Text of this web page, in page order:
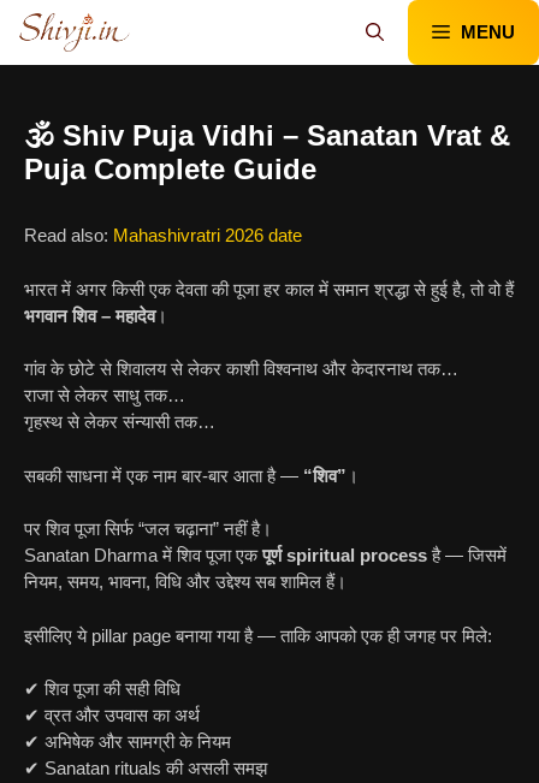
Skip
content
MENU
🕉️ Shiv Puja Vidhi – Sanatan Vrat &
Puja Complete Guide
Read also: Mahashivratri 2026 date
भारत में अगर किसी एक देवता की पूजा हर काल में समान श्रद्धा से हुई है, तो वो हैं
भगवान शिव – महादेव।
गांव के छोटे से शिवालय से लेकर काशी विश्वनाथ और केदारनाथ तक…
राजा से लेकर साधु तक…
गृहस्थ से लेकर संन्यासी तक…
सबकी साधना में एक नाम बार-बार आता है — “शिव” ।
पर शिव पूजा सिर्फ “जल चढ़ाना” नहीं है।
Sanatan Dharma में शिव पूजा एकपूर्ण spiritual processहै — जिसमें
नियम, समय, भावना, विधि और उद्देश्य सब शामिल हैं।
इसीलिए ये pillar page बनाया गया है — ताकि आपको एक ही जगह पर मिले:
✔ शिव पूजा की सही विधि
✔ व्रत और उपवास का अर्थ
✔ अभिषेक और सामग्री के नियम
✔ Sanatan rituals की असली समझ